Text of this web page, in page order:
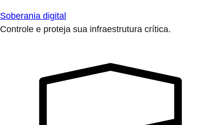
Soberania digital
Controle e proteja sua infraestrutura crítica.